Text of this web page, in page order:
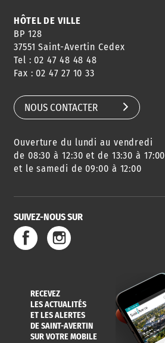
HÔTEL DE VILLE
BP 128
37551 Saint-Avertin Cedex
Tel : 02 47 48 48 48
Fax : 02 47 27 10 33
NOUS CONTACTER
Ouverture du lundi au vendredi
de 08:30 à 12:30 et de 13:30 à 17:00
et le samedi de 09:00 à 12:00
SUIVEZ-NOUS SUR
RECEVEZ
LES ACTUALITÉS
ET LES ALERTES
DE SAINT-AVERTIN
SUR VOTRE MOBILE